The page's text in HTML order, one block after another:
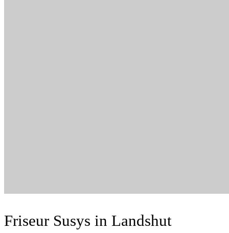
Friseur Susys in Landshut